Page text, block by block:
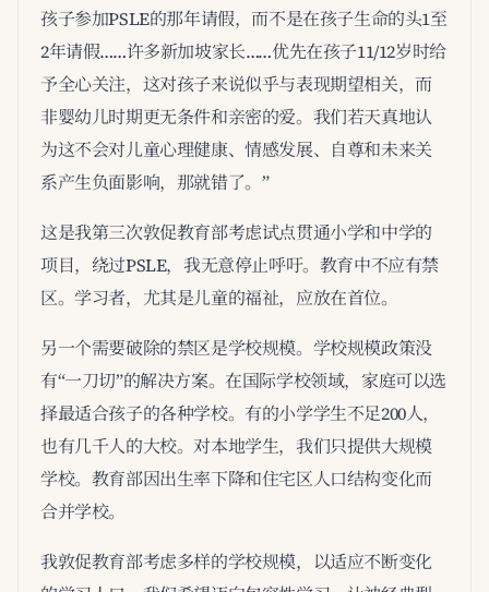
孩子参加PSLE的那年请假，而不是在孩子生命的头1至
2年请假……许多新加坡家长……优先在孩子11/12岁时给
予全心关注，这对孩子来说似乎与表现期望相关，而
非婴幼儿时期更无条件和亲密的爱。我们若天真地认
为这不会对儿童心理健康、情感发展、自尊和未来关
系产生负面影响，那就错了。”
这是我第三次敦促教育部考虑试点贯通小学和中学的
项目，绕过PSLE，我无意停止呼吁。教育中不应有禁
区。学习者，尤其是儿童的福祉，应放在首位。
另一个需要破除的禁区是学校规模。学校规模政策没
有“一刀切”的解决方案。在国际学校领域，家庭可以选
择最适合孩子的各种学校。有的小学学生不足200人，
也有几千人的大校。对本地学生，我们只提供大规模
学校。教育部因出生率下降和住宅区人口结构变化而
合并学校。
我敦促教育部考虑多样的学校规模，以适应不断变化